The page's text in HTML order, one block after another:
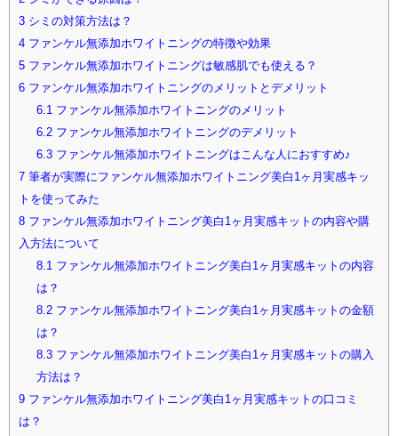
3 シミの対策方法は？
4 ファンケル無添加ホワイトニングの特徴や効果
5 ファンケル無添加ホワイトニングは敏感肌でも使える？
6 ファンケル無添加ホワイトニングのメリットとデメリット
6.1ファンケル無添加ホワイトニングのメリット
6.2ファンケル無添加ホワイトニングのデメリット
6.3ファンケル無添加ホワイトニングはこんな人におすすめ♪
7 筆者が実際にファンケル無添加ホワイトニング美白1ヶ月実感キッ
トを使ってみた
8 ファンケル無添加ホワイトニング美白1ヶ月実感キットの内容や購
入方法について
8.1ファンケル無添加ホワイトニング美白1ヶ月実感キットの内容
は？
8.2ファンケル無添加ホワイトニング美白1ヶ月実感キットの金額
は？
8.3ファンケル無添加ホワイトニング美白1ヶ月実感キットの購入
方法は？
9 ファンケル無添加ホワイトニング美白1ヶ月実感キットの口コミ
は？